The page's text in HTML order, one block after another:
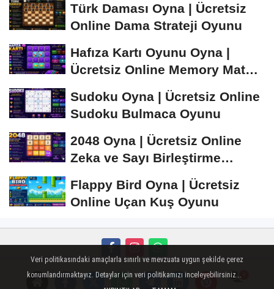
Türk Daması Oyna | Ücretsiz
Online Dama Strateji Oyunu
Hafıza Kartı Oyunu Oyna |
Ücretsiz Online Memory Match
Sudoku Oyna | Ücretsiz Online
Sudoku Bulmaca Oyunu
2048 Oyna | Ücretsiz Online
Zeka ve Sayı Birleştirme
Flappy Bird Oyna | Ücretsiz
Online Uçan Kuş Oyunu
Künye İletişim Çerez Politikası Gizlilik İlkeleri
Veri politikasındaki amaçlarla sınırlı ve mevzuata uygun şekilde çerez
konumlandırmaktayız. Detaylar için veri politikamızı inceleyebilirsiniz...